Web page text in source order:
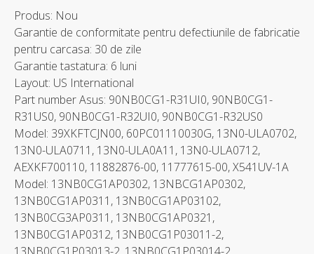
Produs: Nou
Garantie de conformitate pentru defectiunile de fabricatie
pentru carcasa: 30 de zile
Garantie tastatura: 6 luni
Layout: US International
Part number Asus: 90NB0CG1-R31UI0, 90NB0CG1-
R31US0, 90NB0CG1-R32UI0, 90NB0CG1-R32US0
Model: 39XKFTCJN00, 60PC01110030G, 13N0-ULA0702,
13N0-ULA0711, 13N0-ULA0A11, 13N0-ULA0712,
AEXKF700110, 11882876-00, 11777615-00, X541UV-1A
Model: 13NB0CG1AP0302, 13NBCG1AP0302,
13NB0CG1AP0311, 13NB0CG1AP03102,
13NB0CG3AP0311, 13NB0CG1AP0321,
13NB0CG1AP0312, 13NB0CG1P03011-2,